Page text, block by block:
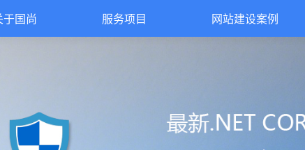
于国尚 服务项目 网站建设案例